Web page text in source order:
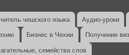
чешского языка
Аудио-уроки
Бизнес в Чехии
Получение
семейства слов